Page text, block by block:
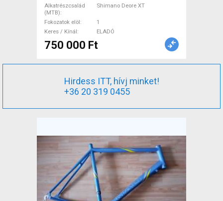
Alkatrészcsalád
(MTB)
Shimano Deore XT
Fokozatok elöl
1
Keres / Kínál
ELADÓ
750 000 Ft
Hirdess ITT, hívj minket!
+36 20 319 0455